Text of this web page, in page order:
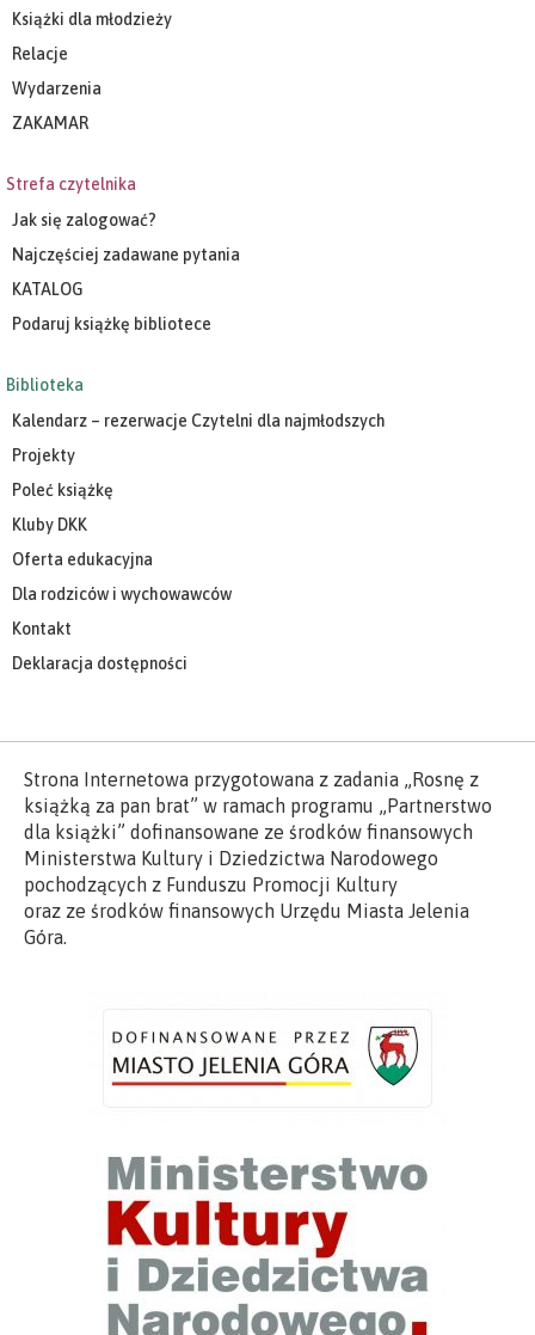
Książki dla młodzieży
Relacje
Wydarzenia
ZAKAMAR
Strefa czytelnika
Jak się zalogować?
Najczęściej zadawane pytania
KATALOG
Podaruj książkę bibliotece
Biblioteka
Kalendarz – rezerwacje Czytelni dla najmłodszych
Projekty
Poleć książkę
Kluby DKK
Oferta edukacyjna
Dla rodziców i wychowawców
Kontakt
Deklaracja dostępności
Strona Internetowa przygotowana z zadania „Rosnę z
książką za pan brat” w ramach programu „Partnerstwo
dla książki” dofinansowane ze środków finansowych
Ministerstwa Kultury i Dziedzictwa Narodowego
pochodzących z Funduszu Promocji Kultury
oraz ze środków finansowych Urzędu Miasta Jelenia
Góra.